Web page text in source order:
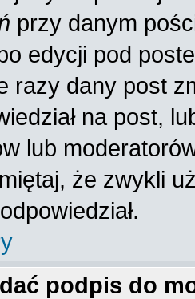
przy danym
edycji pod
razy dany post
na post,
lub
że zwykli
podpis do